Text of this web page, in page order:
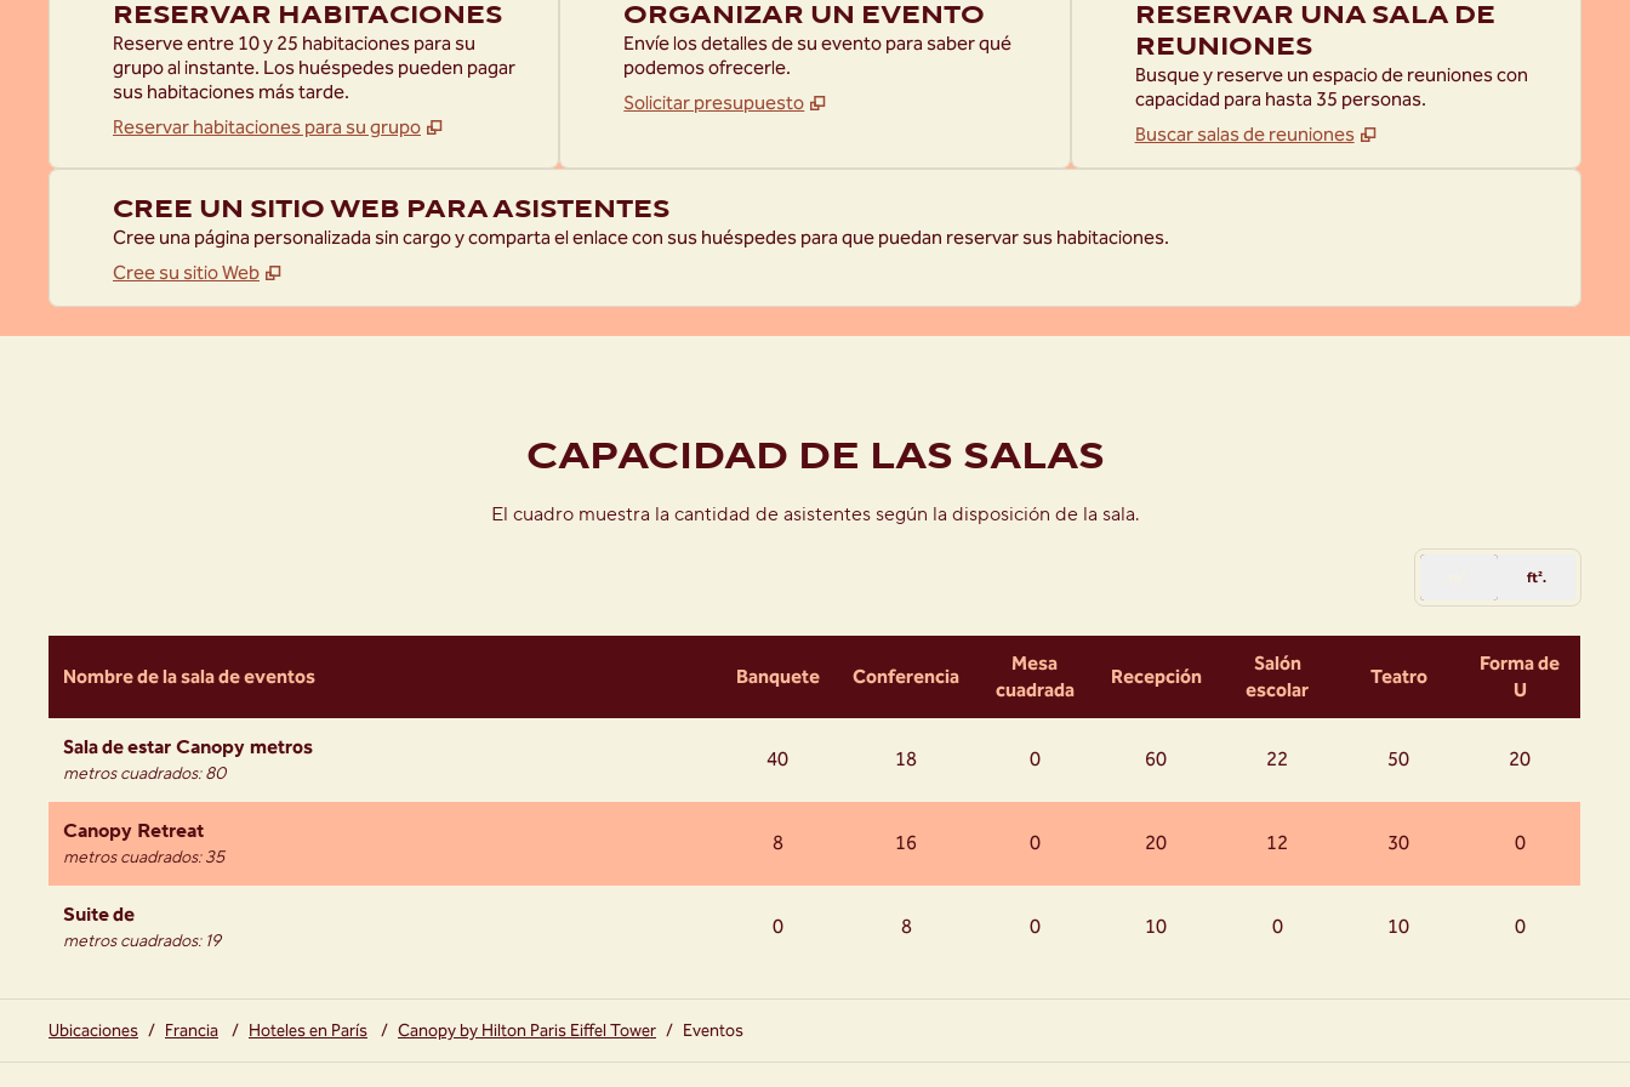
RESERVAR HABITACIONES
Reserve entre 10 y 25 habitaciones para su
grupo al instante. Los huéspedes pueden pagar
sus habitaciones más tarde.
Reservar habitaciones para su grupo
ORGANIZAR UN EVENTO
Envíe los detalles de su evento para saber qué
podemos ofrecerle.
Solicitar presupuesto
RESERVAR UNA SALA DE
REUNIONES
Busque y reserve un espacio de reuniones con
capacidad para hasta 35 personas.
Buscar salas de reuniones
CREE UN SITIO WEB PARA ASISTENTES
Cree una página personalizada sin cargo y comparta el enlace con sus huéspedes para que puedan reservar sus habitaciones.
Cree su sitio Web
1/6
CAPACIDAD DE LAS SALAS
El cuadro muestra la cantidad de asistentes según la disposición de la sala.
ft².
Nombre de la sala de eventos Banquete Conferencia
Mesa
cuadrada
Recepción
Salón
escolar
Teatro
Forma de
U
Sala deestar Canopy metros
metros cuadrados: 80
40 18 0 60 22 50 20
Canopy Retreat
metros cuadrados: 35
8 16 0 20 12 30 0
Suitede
metros cuadrados: 19
0 8 0 10 0 10 0
Ubicaciones / Francia / Hoteles en París / Canopy by Hilton Paris Eiffel Tower / Eventos